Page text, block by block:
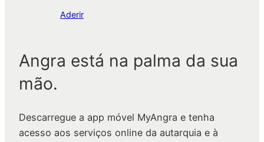
Aderir
Angra está na palma da sua
mão.
Descarregue a app móvel MyAngra e tenha
acesso aos serviços online da autarquia e à